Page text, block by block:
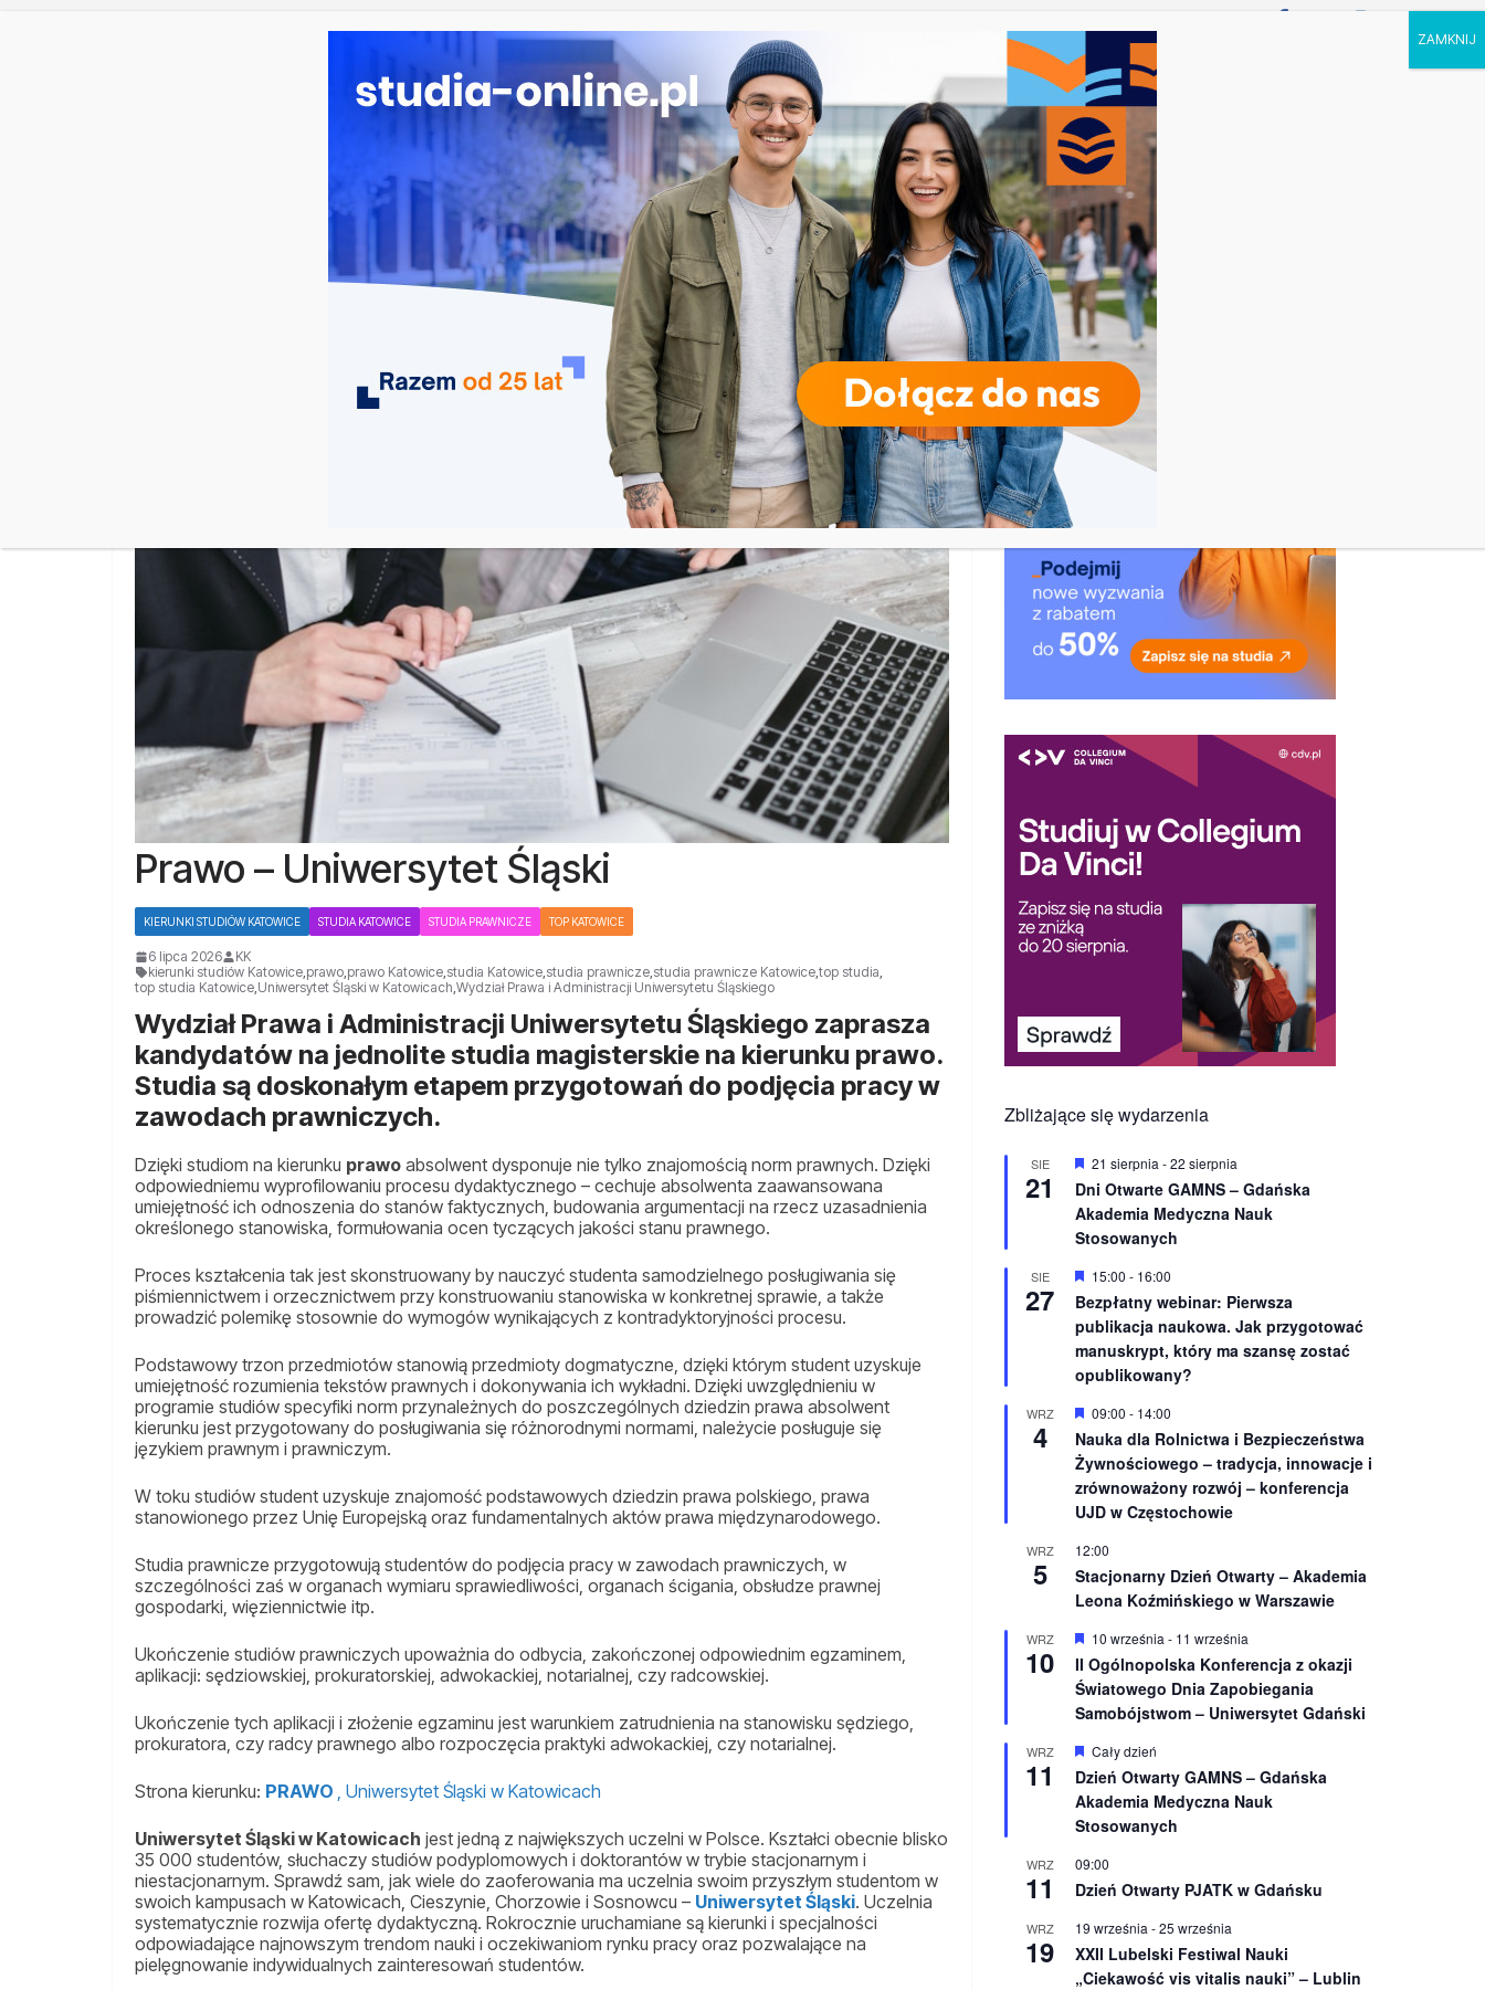
Żywienie człowieka i ocena żywności w Warszawie
Psychologia – Akademia Podlaska w Białymstoku
Ochrona środowiska w Kielcach
Prawo w Bydgoszczy
UCZELNIE KIERUNKI RODZAJE STUDIÓW REKRUTACJA DRZWI OTWARTE TOP STUDIA KALENDARZ
Prawo – Uniwersytet Śląski
KIERUNKI STUDIÓW KATOWICE STUDIA KATOWICE STUDIA PRAWNICZE TOP KATOWICE
6 lipca 2026
KK
kierunki studiów Katowice prawo prawo Katowice studia Katowice studia prawnicze studia prawnicze Katowice top studia
top studia Katowice Uniwersytet Śląski w Katowicach Wydział Prawa i Administracji Uniwersytetu Śląskiego
Wydział Prawa i Administracji Uniwersytetu Śląskiego zaprasza
kandydatów na jednolite studia magisterskie na kierunku prawo.
Studia są doskonałym etapem przygotowań do podjęcia pracy w
zawodach prawniczych.
Dzięki studiom na kierunku prawo absolwent dysponuje nie tylko znajomością norm prawnych. Dzięki
odpowiedniemu wyprofilowaniu procesu dydaktycznego – cechuje absolwenta zaawansowana
umiejętność ich odnoszenia do stanów faktycznych, budowania argumentacji na rzecz uzasadnienia
określonego stanowiska, formułowania ocen tyczących jakości stanu prawnego.
Proces kształcenia tak jest skonstruowany by nauczyć studenta samodzielnego posługiwania się
piśmiennictwem i orzecznictwem przy konstruowaniu stanowiska w konkretnej sprawie, a także
prowadzić polemikę stosownie do wymogów wynikających z kontradyktoryjności procesu.
Podstawowy trzon przedmiotów stanowią przedmioty dogmatyczne, dzięki którym student uzyskuje
umiejętność rozumienia tekstów prawnych i dokonywania ich wykładni. Dzięki uwzględnieniu w
programie studiów specyfiki norm przynależnych do poszczególnych dziedzin prawa absolwent
kierunku jest przygotowany do posługiwania się różnorodnymi normami, należycie posługuje się
językiem prawnym i prawniczym.
W toku studiów student uzyskuje znajomość podstawowych dziedzin prawa polskiego, prawa
stanowionego przez Unię Europejską oraz fundamentalnych aktów prawa międzynarodowego.
Studia prawnicze przygotowują studentów do podjęcia pracy w zawodach prawniczych, w
szczególności zaś w organach wymiaru sprawiedliwości, organach ścigania, obsłudze prawnej
gospodarki, więziennictwie itp.
Ukończenie studiów prawniczych upoważnia do odbycia, zakończonej odpowiednim egzaminem,
aplikacji: sędziowskiej, prokuratorskiej, adwokackiej, notarialnej, czy radcowskiej.
Ukończenie tych aplikacji i złożenie egzaminu jest warunkiem zatrudnienia na stanowisku sędziego,
prokuratora, czy radcy prawnego albo rozpoczęcia praktyki adwokackiej, czy notarialnej.
Strona kierunku: PRAWO , Uniwersytet Śląski w Katowicach
Uniwersytet Śląski w Katowicach jest jedną z największych uczelni w Polsce. Kształci obecnie blisko
35 000 studentów, słuchaczy studiów podyplomowych i doktorantów w trybie stacjonarnym i
niestacjonarnym. Sprawdź sam, jak wiele do zaoferowania ma uczelnia swoim przyszłym studentom w
swoich kampusach w Katowicach, Cieszynie, Chorzowie i Sosnowcu – Uniwersytet Śląski. Uczelnia
systematycznie rozwija ofertę dydaktyczną. Rokrocznie uruchamiane są kierunki i specjalności
odpowiadające najnowszym trendom nauki i oczekiwaniom rynku pracy oraz pozwalające na
pielęgnowanie indywidualnych zainteresowań studentów.
Zbliżające się wydarzenia
SIE
21
W
r
ó
ż
n
o
n
e
21 sierpnia -22 sierpnia
Dni Otwarte GAMNS – Gdańska
Akademia Medyczna Nauk
Stosowanych
SIE
27
W
r
ó
ż
n
i
n
e
15:00 - 16:00
Bezpłatny webinar: Pierwsza
publikacja naukowa. Jak przygotować
manuskrypt, który ma szansę zostać
opublikowany?
WRZ
4
W
r
ó
ż
n
i
n
e
09:00 - 14:00
Nauka dla Rolnictwa i Bezpieczeństwa
Żywnościowego – tradycja, innowacje i
zrównoważony rozwój – konferencja
UJD w Częstochowie
WRZ
5
12:00
Stacjonarny Dzień Otwarty – Akademia
Leona Koźmińskiego w Warszawie
WRZ
10
W
y
r
ó
ż
n
o
n
e
10 września - 11 września
II Ogólnopolska Konferencja z okazji
Światowego Dnia Zapobiegania
Samobójstwom – Uniwersytet Gdański
WRZ
11
W
y
r
ó
ż
n
o
n
Cały dzień
Dzień Otwarty GAMNS – Gdańska
Akademia Medyczna Nauk
Stosowanych
WRZ
11
09:00
Dzień Otwarty PJATK w Gdańsku
WRZ
19
19 września -25 września
XXII Lubelski Festiwal Nauki
„Ciekawość vis vitalis nauki” – Lublin